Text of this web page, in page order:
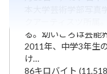
本大学芸術学部写真
る。幼いころは芸能
2011年、中学3年生
け…
86キロバイト